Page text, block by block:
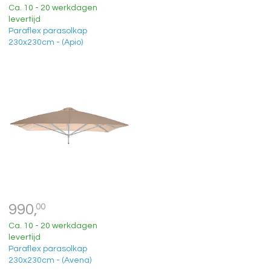
Ca. 10 - 20 werkdagen
levertijd
Paraflex parasolkap
230x230cm - (Apio)
990,00
Ca. 10 - 20 werkdagen
levertijd
Paraflex parasolkap
230x230cm - (Avena)